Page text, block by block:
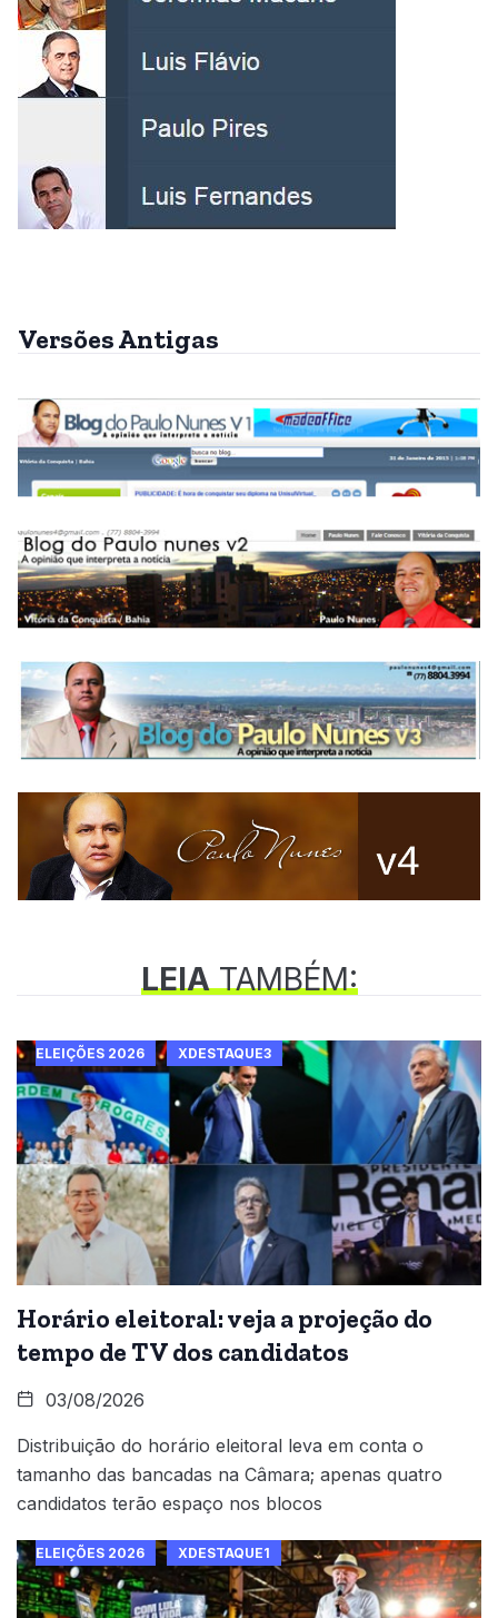
Versões Antigas
LEIATAMBÉM:
ELEIÇÕES 2026 XDESTAQUE3
Horário eleitoral: veja a projeção do
tempo de TV dos candidatos
03/08/2026
Distribuição do horário eleitoral leva em conta o
tamanho das bancadas na Câmara; apenas quatro
candidatos terão espaço nos blocos
ELEIÇÕES 2026 XDESTAQUE1